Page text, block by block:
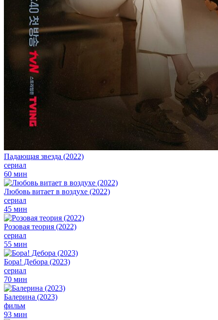
Падающая звезда (2022)
сериал
60 мин
Любовь витает в воздухе (2022)
сериал
45 мин
Розовая теория (2022)
сериал
55 мин
Бора! Дебора (2023)
сериал
70 мин
Балерина (2023)
фильм
93 мин